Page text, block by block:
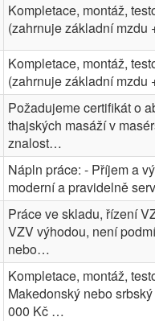
Kompletace, montáž,
(zahrnuje základní
Kompletace, montáž,
(zahrnuje základní
Požadujeme certifikát o
thajských masáží v
znalost…
Nápln práce: - Příjem a
moderní a pravidelně
Práce ve skladu, řízení
VZV výhodou, není
nebo…
Kompletace, montáž,
Makedonský nebo
000 Kč …